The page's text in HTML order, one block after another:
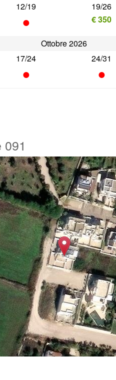
12/19
•
19/26
€ 350
Ottobre 2026
17/24
• 24/31
•